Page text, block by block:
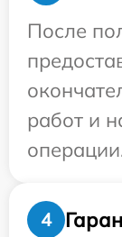
После
работ и
4